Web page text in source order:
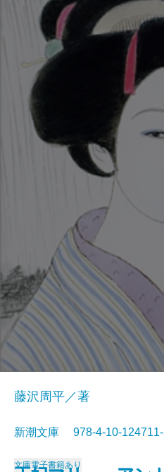
藤沢周平／著
新潮文庫 978-4-10-
文庫電子書籍あり